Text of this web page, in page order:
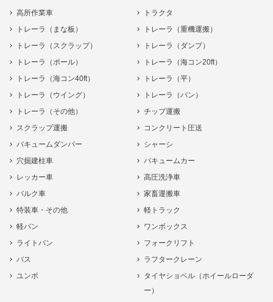
高所作業車
トラクタ
トレーラ（まな板）
トレーラ（重機運搬）
トレーラ（スクラップ）
トレーラ（ダンプ）
トレーラ（ポール）
トレーラ（海コン20ft）
トレーラ（海コン40ft）
トレーラ（平）
トレーラ（ウイング）
トレーラ（バン）
トレーラ（その他）
チップ運搬
スクラップ運搬
コンクリート圧送
バキュームダンパー
シャーシ
穴掘建柱車
バキュームカー
レッカー車
高圧洗浄車
バルク車
家畜運搬車
特装車・その他
軽トラック
軽バン
ワンボックス
ライトバン
フォークリフト
バス
ラフタークレーン
ユンボ
タイヤショベル（ホイールローダ
ー）